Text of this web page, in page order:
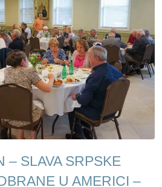
– SLAVA SRPSKE
U AMERICI –